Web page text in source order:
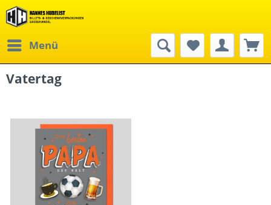
Menü
Vatertag